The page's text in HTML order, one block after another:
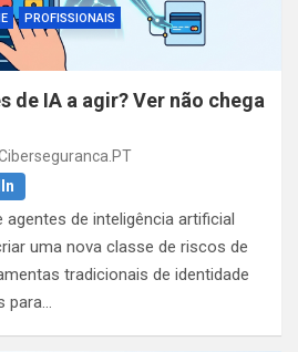
PROFISSIONAIS
de IA a agir? Ver não chega
de inteligência artificial
uma nova classe de riscos de
tradicionais de identidade
para…